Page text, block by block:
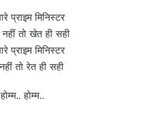
प्राइम मिनिस्टर
तो खेत ही सही
प्राइम मिनिस्टर
तो रेत ही सही
होम्म..